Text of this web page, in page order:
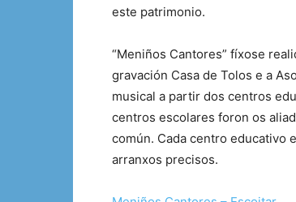
este patrimonio.
“Meniños Cantores” fíxose
gravación Casa de Tolos e a
musical a partir dos centros
centros escolares foron os
común. Cada centro educativo
arranxos precisos.